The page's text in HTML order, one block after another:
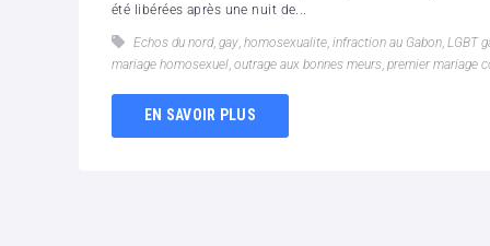
été libérées après une nuit de...
Echos du nord, gay, homosexualite, infraction au Gabon, LGBT
mariage homosexuel, outrage aux bonnes meurs, premier mariage
EN SAVOIR PLUS